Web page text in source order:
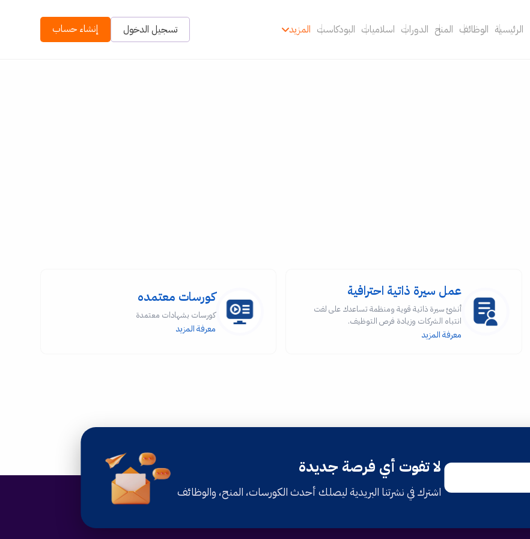
الرئيسية الوظائف المنح الدورات اسلاميات البودكاست المزيد تسجيل الدخول إنشاء حساب
عمل سيرة ذاتية احترافية
أنشئ سيرة ذاتية قوية ومنظمة تساعدك على لفت
انتباه الشركات وزيادة فرص التوظيف.
معرفة المزيد
كورسات معتمده
كورسات بشهادات معتمدة
معرفة المزيد
لا تفوت أي فرصة جديدة
اشترك في نشرتنا البريدية ليصلك أحدث الكورسات، المنح، والوظائف